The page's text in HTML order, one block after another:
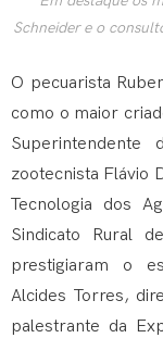
Schneider e o
O pecuarista
como o maior
Superintendente
zootecnista Flávio
Tecnologia dos
Sindicato Rural
prestigiaram o
Alcides Torres,
palestrante da